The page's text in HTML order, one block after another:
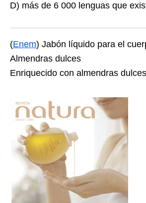
D) más de 6 000 lenguas que
(Enem) Jabón líquido para el
Almendras dulces
Enriquecido con almendras dulces